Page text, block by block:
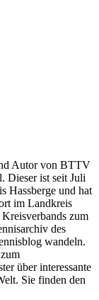
Autor von BTTV
Dieser ist seit Juli
Hassberge und hat
im Landkreis
zum
des
wandeln.
über interessante
Sie finden den